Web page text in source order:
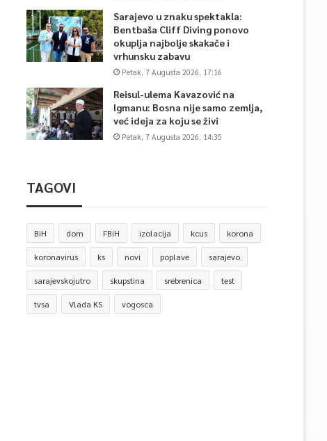
Sarajevo u znaku spektakla:
Bentbaša Cliff Diving ponovo
okuplja najbolje skakače i
vrhunsku zabavu
Petak, 7 Augusta 2026, 17:16
Reisul-ulema Kavazović na
Igmanu: Bosna nije samo zemlja,
već ideja za koju se živi
Petak, 7 Augusta 2026, 14:35
TAGOVI
BiH dom FBiH izolacija kcus korona
koronavirus ks novi poplave sarajevo
sarajevskojutro skupstina srebrenica test
tvsa Vlada KS vogosca